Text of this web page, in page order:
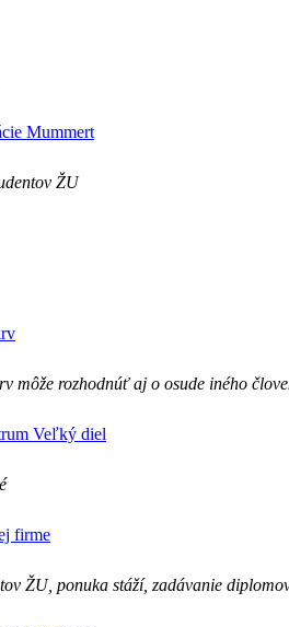
Mummert
ŽU
môže rozhodnúť aj o osude iného
Veľký diel
firme
ŽU, ponuka stáží, zadávanie